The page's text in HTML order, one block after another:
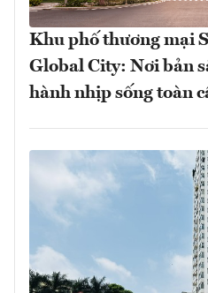
Khu phố thương mại
Global City: Nơi bản
hành nhịp sống toàn